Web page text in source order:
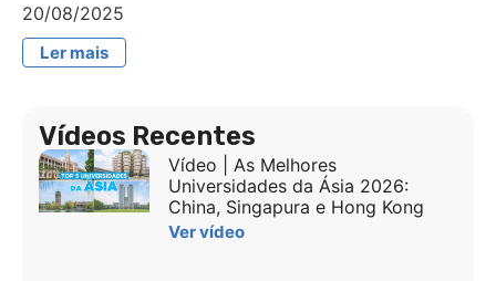
20/08/2025
Ler mais
Vídeos Recentes
Vídeo | As Melhores
Universidades da Ásia 2026:
China, Singapura e Hong Kong
Ver vídeo